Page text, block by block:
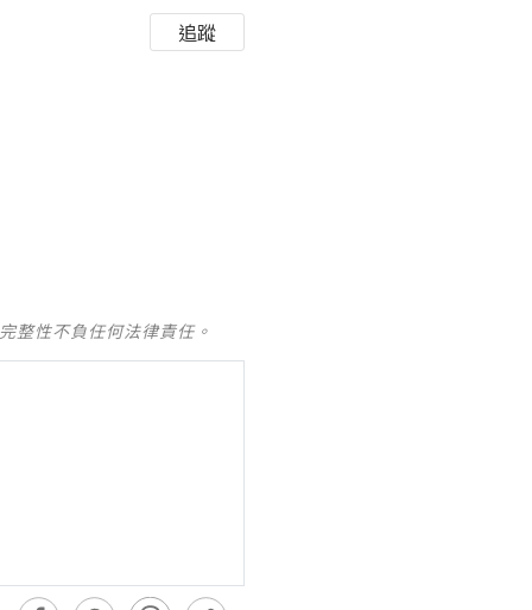
追蹤
整性不負任何法律責任。